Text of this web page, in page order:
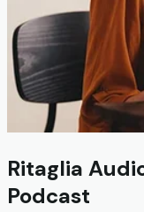
Ritaglia
Podcast